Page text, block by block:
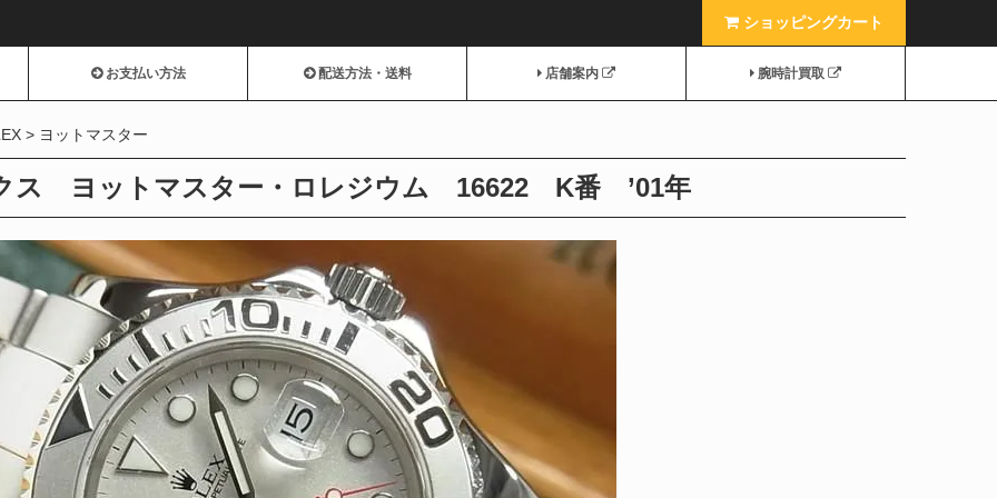
ショッピングカート
お支払い方法 配送方法・送料 店舗案内 腕時計買取
ヨットマスター
ス ヨットマスター・ロレジウム 16622 K番 ’01年